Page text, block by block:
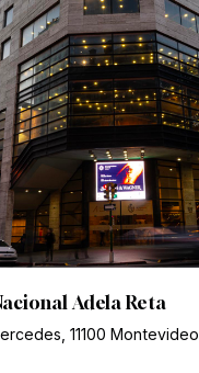
Adela Reta
11100 Montevideo